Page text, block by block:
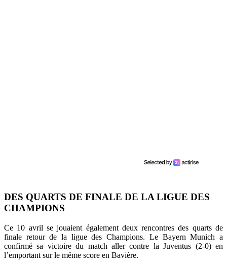
DES QUARTS DE FINALE DE LA LIGUE DES
CHAMPIONS
Ce 10 avril se jouaient également deux rencontres des quarts de
finale retour de la ligue des Champions. Le Bayern Munich a
confirmé sa victoire du match aller contre la Juventus (2-0) en
l’emportant sur le même score en Bavière.